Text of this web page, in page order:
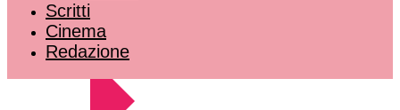
Scritti
Cinema
Redazione